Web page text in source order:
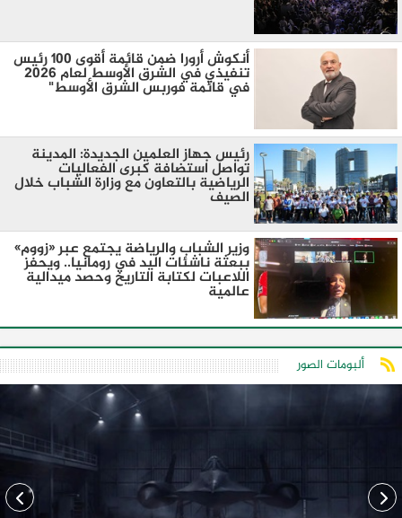
أنكوش أرورا ضمن قائمة أقوى 100 رئيس
تنفيذي في الشرق الأوسط لعام 2026
في قائمة فوربس الشرق الأوسط"
رئيس جهاز العلمين الجديدة: المدينة
تواصل استضافة كبرى الفعاليات
الرياضية بالتعاون مع وزارة الشباب خلال
الصيف
وزير الشباب والرياضة يجتمع عبر «زووم»
ببعثة ناشئات اليد في رومانيا.. ويحفز
اللاعبات لكتابة التاريخ وحصد ميدالية
عالمية
ألبومات الصور